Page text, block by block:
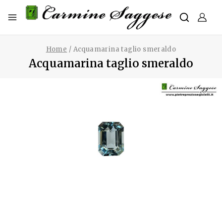
Home / Acquamarina taglio smeraldo
Acquamarina taglio smeraldo